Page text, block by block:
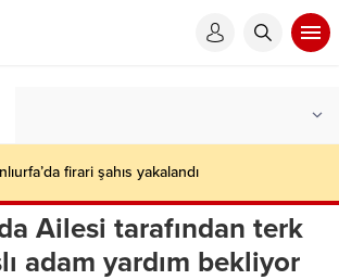
firari şahıs yakalandı
Ailesi tarafından terk
adam yardım bekliyor